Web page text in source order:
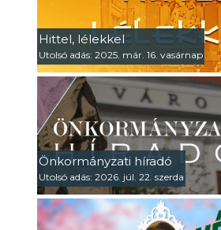
Hittel, lélekkel
Utolsó adás: 2025. már. 16. vasárnap
Önkormányzati híradó
Utolsó adás: 2026. júl. 22. szerda